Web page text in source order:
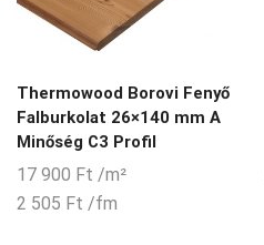
Thermowood Borovi Fenyő
Falburkolat 26×140 mm A
Minőség C3 Profil
17 900 Ft /m²
2 505 Ft /fm